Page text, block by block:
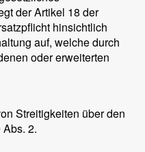
der Artikel 18 der
hinsichtlich
auf, welche durch
oder erweiterten
Streitigkeiten über den
2.